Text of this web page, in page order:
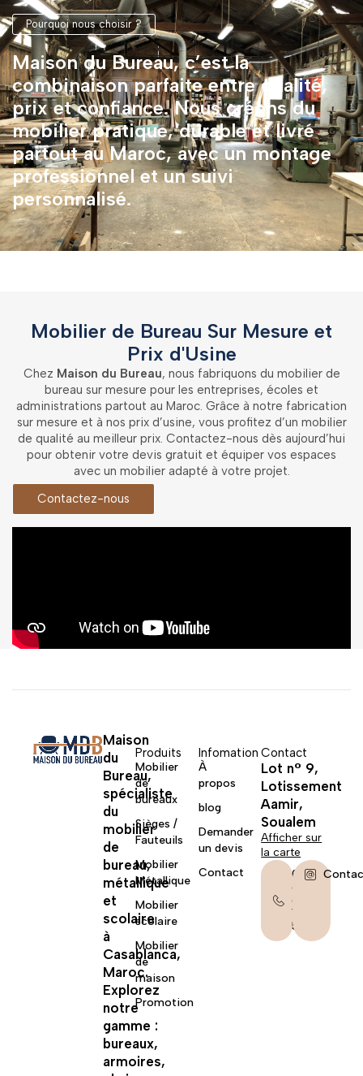
Pourquoi nous choisir ?
Maison du Bureau, c’est la
combinaison parfaite entre qualité,
prix et confiance. Nous créons du
mobilier pratique, durable et livré
partout au Maroc, avec un montage
professionnel et un suivi
personnalisé.
Mobilier de Bureau Sur Mesure et
Prix d'Usine
Chez Maison du Bureau, nous fabriquons du mobilier de
bureau sur mesure pour les entreprises, écoles et
administrations partout au Maroc. Grâce à notre fabrication
sur mesure et à nos prix d’usine, vous profitez d’un mobilier
de qualité au meilleur prix. Contactez-nous dès aujourd’hui
pour obtenir votre devis gratuit et équiper vos espaces
avec un mobilier adapté à votre projet.
Contactez-nous
Maison
du
Bureau,
spécialiste
du
mobilier
de
bureau,
métallique
et
scolaire
à
Casablanca,
Maroc.
Explorez
notre
gamme :
bureaux,
armoires,
Produits
Mobilier
de
bureaux
Sièges /
Fauteuils
Mobilier
Métallique
Mobilier
scolaire
Mobilier
de
maison
Promotion
Infomation
À
propos
blog
Demander
un devis
Contact
Contact
Lot n° 9,
Lotissement
Aamir,
Soualem
Afficher sur
la carte
06
67
62
14
58